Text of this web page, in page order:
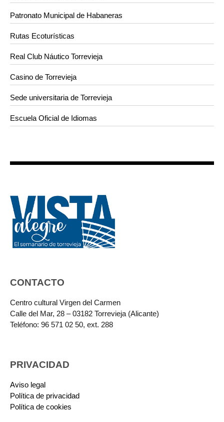
Patronato Municipal de Habaneras
Rutas Ecoturísticas
Real Club Náutico Torrevieja
Casino de Torrevieja
Sede universitaria de Torrevieja
Escuela Oficial de Idiomas
CONTACTO
Centro cultural Virgen del Carmen
Calle del Mar, 28 – 03182 Torrevieja (Alicante)
Teléfono: 96 571 02 50, ext. 288
PRIVACIDAD
Aviso legal
Política de privacidad
Política de cookies